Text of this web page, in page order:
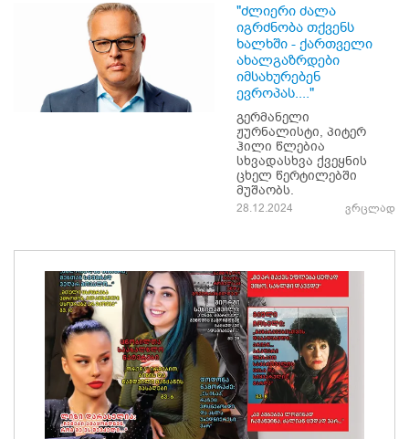
"ძლიერი ძალა
იგრძნობა თქვენს
ხალხში - ქართველი
ახალგაზრდები
იმსახურებენ
ევროპას...."
გერმანელი
ჟურნალისტი, პიტერ
ჰილი წლებია
სხვადასხვა ქვეყნის
ცხელ წერტილებში
მუშაობს.
28.12.2024 ვრცლად